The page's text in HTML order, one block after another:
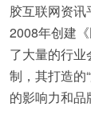
胶互联网资讯
2008年创建
了大量的行
制，其打造的
的影响力和品